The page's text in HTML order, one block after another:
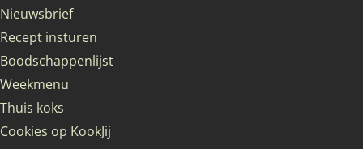
Nieuwsbrief
Recept insturen
Boodschappenlijst
Weekmenu
Thuis koks
Cookies op KookJij